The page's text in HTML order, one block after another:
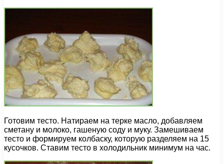
Готовим тесто. Натираем на терке масло, добавляем
сметану и молоко, гашеную соду и муку. Замешиваем
тесто и формируем колбаску, которую разделяем на 15
кусочков. Ставим тесто в холодильник минимум на час.